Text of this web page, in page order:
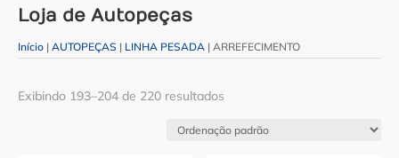
Loja de Autopeças
Início | AUTOPEÇAS | LINHA PESADA | ARREFECIMENTO
Exibindo 193–204 de 220 resultados